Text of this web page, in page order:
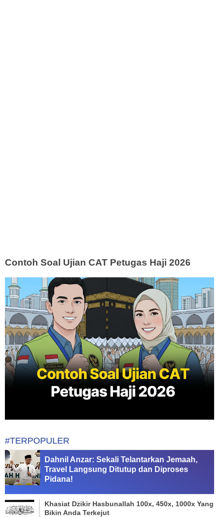
Contoh Soal Ujian CAT Petugas Haji 2026
#TERPOPULER
Dahnil Anzar: Sekali Telantarkan Jemaah,
Travel Langsung Ditutup dan Diproses
Pidana!
Khasiat Dzikir Hasbunallah 100x, 450x, 1000x Yang
Bikin Anda Terkejut